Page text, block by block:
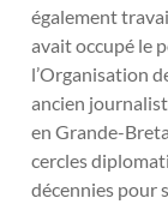
également
avait occupé le
l’Organisation
ancien
en Grande-
cercles
décennies pour